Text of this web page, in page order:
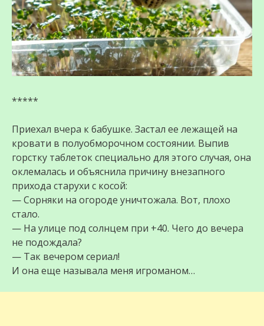
*****
Приехал вчера к бабушке. Застал ее лежащей на
кровати в полуобморочном состоянии. Выпив
горстку таблеток специально для этого случая, она
оклемалась и объяснила причину внезапного
прихода старухи с косой:
— Сорняки на огороде уничтожала. Вот, плохо
стало.
— На улице под солнцем при +40. Чего до вечера
не подождала?
— Так вечером сериал!
И она еще называла меня игроманом…